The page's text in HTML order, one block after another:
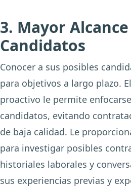
3. Mayor
Candidatos
Conocer a sus posibles
para objetivos a largo plazo.
proactivo le permite
candidatos, evitando
de baja calidad. Le
para investigar posibles
historiales laborales y
sus experiencias previas y